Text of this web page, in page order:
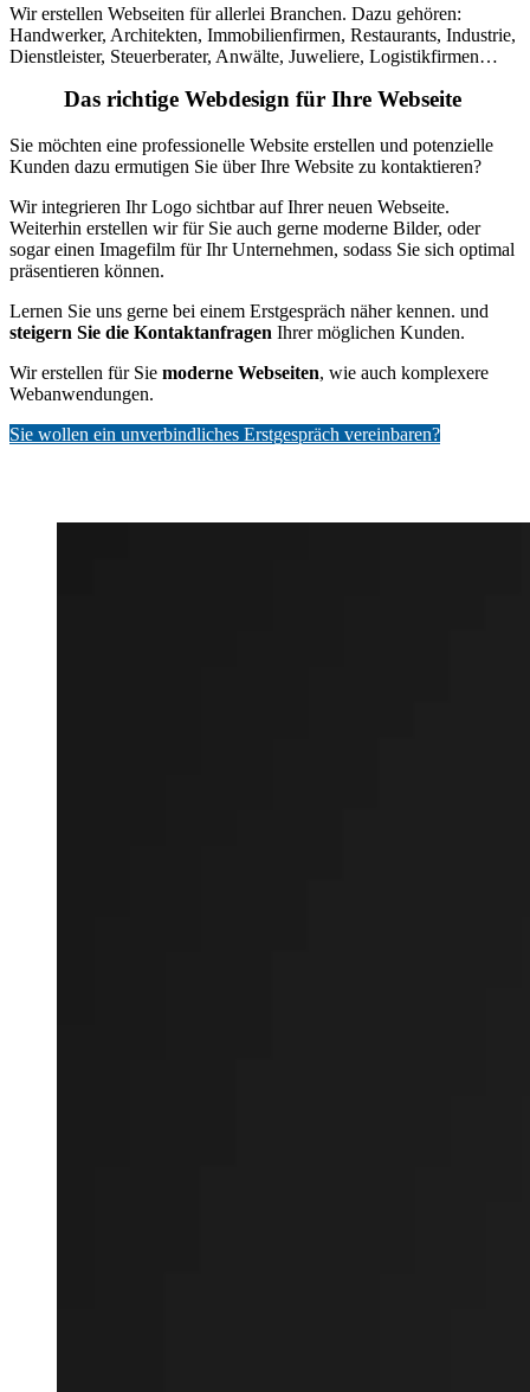
Wir erstellen Webseiten für allerlei Branchen. Dazu gehören:
Handwerker, Architekten, Immobilienfirmen, Restaurants, Industrie,
Dienstleister, Steuerberater, Anwälte, Juweliere, Logistikfirmen…
Das richtige Webdesign für Ihre Webseite
Sie möchten eine professionelle Website erstellen und potenzielle
Kunden dazu ermutigen Sie über Ihre Website zu kontaktieren?
Wir integrieren Ihr Logo sichtbar auf Ihrer neuen Webseite.
Weiterhin erstellen wir für Sie auch gerne moderne Bilder, oder
sogar einen Imagefilm für Ihr Unternehmen, sodass Sie sich optimal
präsentieren können.
Lernen Sie uns gerne bei einem Erstgespräch näher kennen. und
steigern Sie die Kontaktanfragen Ihrer möglichen Kunden.
Wir erstellen für Sie moderne Webseiten, wie auch komplexere
Webanwendungen.
Sie wollen ein unverbindliches Erstgespräch vereinbaren?